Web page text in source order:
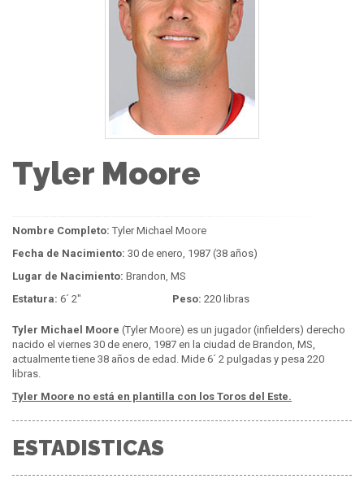
Tyler Moore
Nombre Completo: Tyler Michael Moore
Fecha de Nacimiento: 30 de enero, 1987 (38 años)
Lugar de Nacimiento: Brandon, MS
Estatura: 6´ 2" Peso: 220 libras
Tyler Michael Moore (Tyler Moore) es un jugador (infielders) derecho
nacido el viernes 30 de enero, 1987 en la ciudad de Brandon, MS,
actualmente tiene 38 años de edad. Mide 6´ 2 pulgadas y pesa 220
libras.
Tyler Moore no está en plantilla con los Toros del Este.
ESTADISTICAS